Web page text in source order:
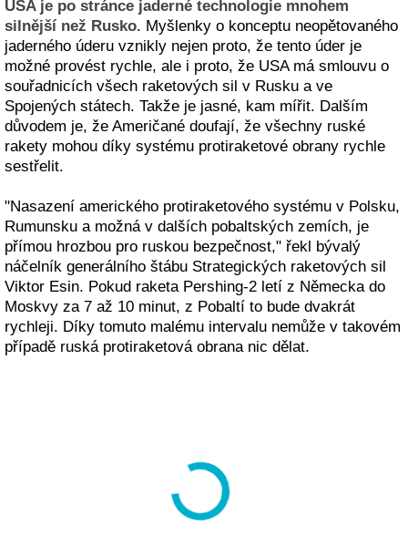
USA je po stránce jaderné technologie mnohem
silnější než Rusko. Myšlenky o konceptu neopětovaného
jaderného úderu vznikly nejen proto, že tento úder je
možné provést rychle, ale i proto, že USA má smlouvu o
souřadnicích všech raketových sil v Rusku a ve
Spojených státech. Takže je jasné, kam mířit. Dalším
důvodem je, že Američané doufají, že všechny ruské
rakety mohou díky systému protiraketové obrany rychle
sestřelit.
"Nasazení amerického protiraketového systému v Polsku,
Rumunsku a možná v dalších pobaltských zemích, je
přímou hrozbou pro ruskou bezpečnost," řekl bývalý
náčelník generálního štábu Strategických raketových sil
Viktor Esin. Pokud raketa Pershing-2 letí z Německa do
Moskvy za 7 až 10 minut, z Pobaltí to bude dvakrát
rychleji. Díky tomuto malému intervalu nemůže v takovém
případě ruská protiraketová obrana nic dělat.